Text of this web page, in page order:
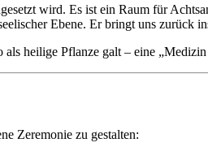
wird. Es ist ein Raum für
Ebene. Er bringt uns zurück
heilige Pflanze galt – eine „Medizin
Zeremonie zu gestalten: